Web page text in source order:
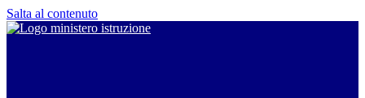
Salta al contenuto